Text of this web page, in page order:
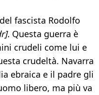
fascista Rodolfo
Questa guerra è
crudeli come lui e
crudeltà. Navarra
ebraica e il padre gli
libero, ma più va